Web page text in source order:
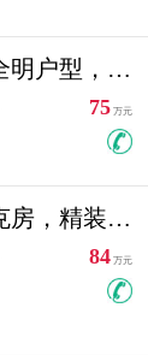
塔山明珠，电梯房，全明户型，视野好，毛坯房，看房有钥匙
75 万元
文化路市场附近马赛克房，精装修三居室，南北通透，实用面积大
84 万元